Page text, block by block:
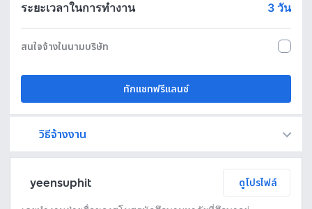
ระยะเวลาในการทำงาน
3 วัน
สนใจจ้างในนามบริษัท
ทักแชทฟรีแลนซ์
วิธีจ้างงาน
yeensuphit ดูโปรไฟล์